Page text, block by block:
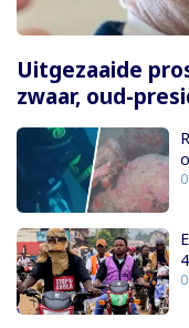
Uitgezaaide
zwaar, oud-